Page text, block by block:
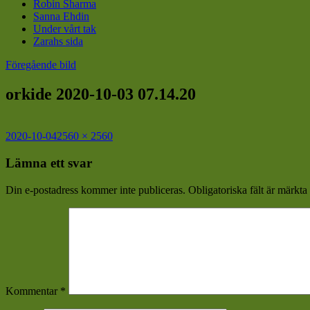
Robin Sharma
Sanna Ehdin
Under vårt tak
Zarahs sida
Föregående bild
orkide 2020-10-03 07.14.20
Postat
2020-10-04Full
2560 × 2560
Lämna ett svar
Din e-postadress kommer inte publiceras. Obligatoriska fält är märkta
Kommentar *